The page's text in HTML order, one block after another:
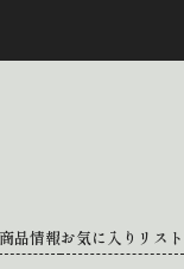
商品情報お気に入りリスト